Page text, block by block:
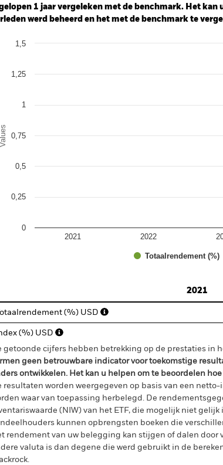
1 jaar vergeleken met de benchmark. Het
werd beheerd en het met de benchmark te
chart with 2 data series.
Values
Totaalrendement (%)
2021 2022
0
0,25
0,5
0,75
1
1,25
1,5
2021
Totaalrendement (%) USD
(%) USD
getoonde cijfers hebben betrekking op de prestaties in
geen betrouwbare indicator voor toekomstige
ontwikkelen. Het kan u helpen om te beoordelen
resultaten worden weergegeven op basis van een
waar van toepassing herbelegd. De
(NIW) van het ETF, die mogelijk niet
kunnen opbrengsten boeken die
rendement van uw belegging kan stijgen of dalen
valuta is dan degene die werd gebruikt in de